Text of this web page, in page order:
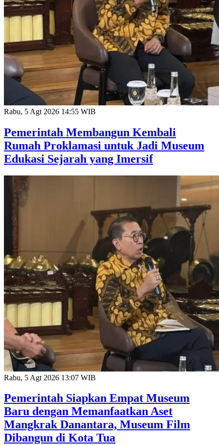
Rabu, 5 Agt 2026 14:55 WIB
Pemerintah Membangun Kembali
Rumah Proklamasi untuk Jadi Museum
Edukasi Sejarah yang Imersif
Rabu, 5 Agt 2026 13:07 WIB
Pemerintah Siapkan Empat Museum
Baru dengan Memanfaatkan Aset
Mangkrak Danantara, Museum Film
Dibangun di Kota Tua